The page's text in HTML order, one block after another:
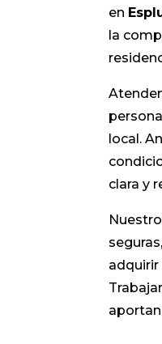
en
la
local.
clara y